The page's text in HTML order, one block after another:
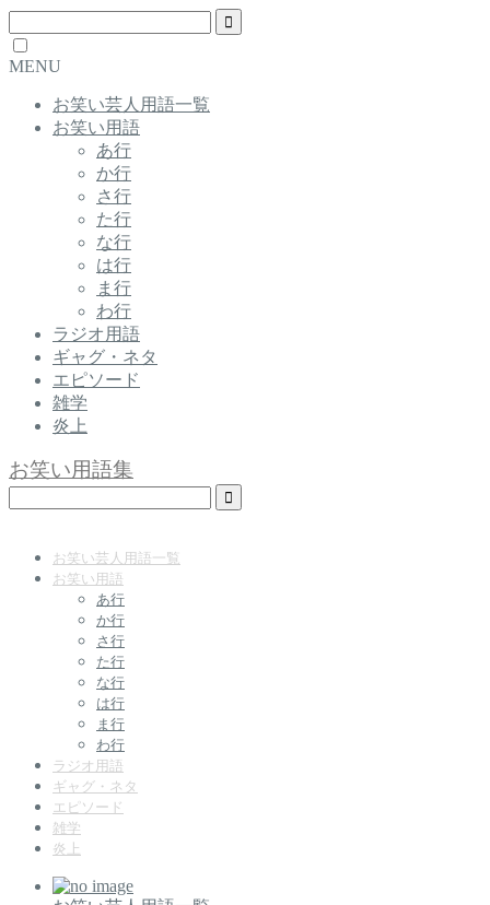
MENU
お笑い芸人用語一覧
お笑い用語
あ行
か行
さ行
た行
な行
は行
ま行
わ行
ラジオ用語
ギャグ・ネタ
エピソード
雑学
炎上
お笑い用語集
お笑い芸人用語一覧
お笑い用語
あ行
か行
さ行
た行
な行
は行
ま行
わ行
ラジオ用語
ギャグ・ネタ
エピソード
雑学
炎上